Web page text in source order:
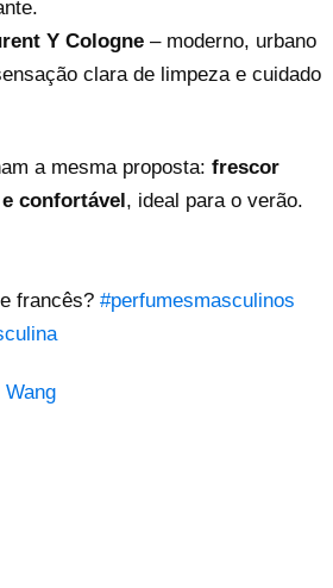
Y Cologne– moderno, urbano
clara de limpeza e cuidado
a mesma proposta: frescor
confortável, ideal para o verão.
francês? #perfumesmasculinos